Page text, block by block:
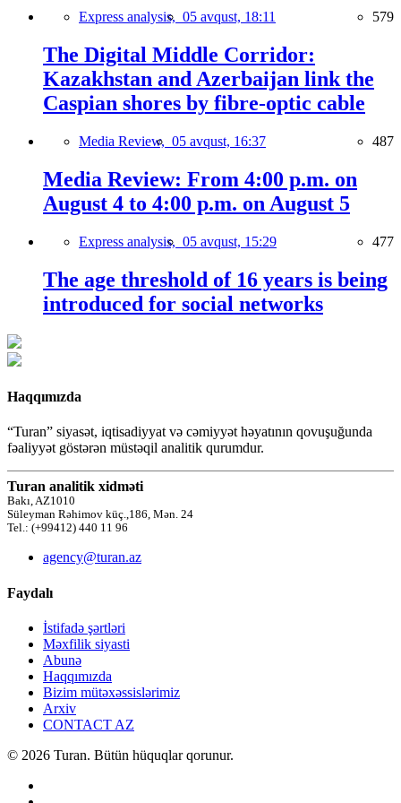
Express analysis, 05 avqust, 18:11 579
The Digital Middle Corridor:
Kazakhstan and Azerbaijan link the
Caspian shores by fibre-optic cable
Media Review, 05 avqust, 16:37 487
Media Review: From 4:00 p.m. on
August 4 to 4:00 p.m. on August 5
Express analysis, 05 avqust, 15:29 477
The age threshold of 16 years is being
introduced for social networks
Haqqımızda
“Turan” siyasət, iqtisadiyyat və cəmiyyət həyatının qovuşuğunda
fəaliyyət göstərən müstəqil analitik qurumdur.
Turan analitik xidməti
Bakı, AZ1010
Süleyman Rəhimov küç.,186, Mən. 24
Tel.: (+99412) 440 11 96
agency@turan.az
Faydalı
İstifadə şərtləri
Məxfilik siyasti
Abunə
Haqqımızda
Bizim mütəxəssislərimiz
Arxiv
CONTACT AZ
© 2026 Turan. Bütün hüquqlar qorunur.